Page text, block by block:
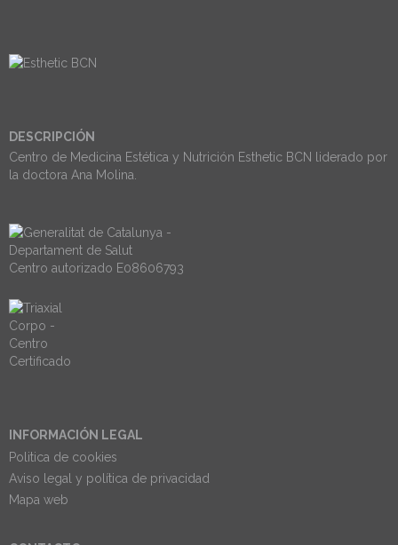
DESCRIPCIÓN
Centro de Medicina Estética y Nutrición Esthetic BCN liderado por
la doctora Ana Molina.
Centro autorizado E08606793
INFORMACIÓN LEGAL
Politica de cookies
Aviso legal y política de privacidad
Mapa web